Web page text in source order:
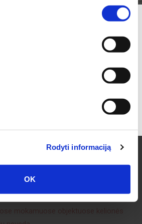
Rodyti informaciją
OK
ekskursinius bei pramoginius
kainą neįskaičiuota (prieš kelionę
LR piliečio pasas arba
keisti suplanuotą kelionės programą
Užsakyti